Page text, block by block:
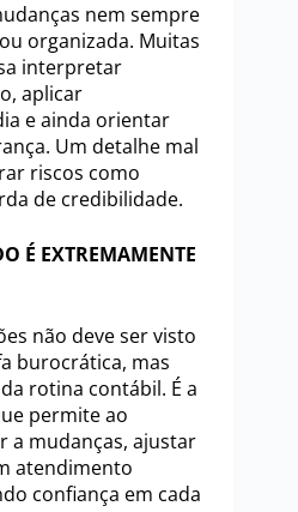
nem sempre
organizada. Muitas
interpretar
aplicar
e ainda orientar
Um detalhe mal
riscos como
de credibilidade.
É EXTREMAMENTE
não deve ser visto
burocrática, mas
rotina contábil. É a
permite ao
a mudanças, ajustar
atendimento
confiança em cada